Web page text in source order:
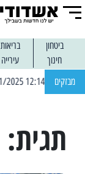
ביטחון בריאות
חינוך
עירייה
מבזקים
| 12:14 13/01/2025 אחרי שבוע: הוסר איסור הרחצה בחופי אשדוד
תגית: